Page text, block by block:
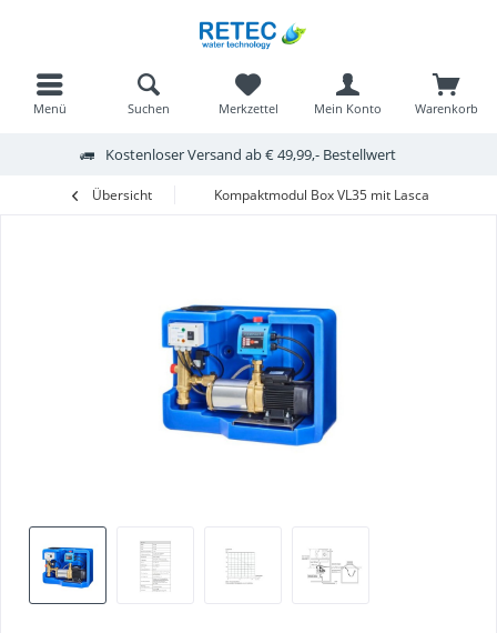
Kostenloser Versand ab € 49,99,- Bestellwert
Menü Warenkorb
Merkzettel Mein Konto
Suchen
Übersicht Kompaktmodul Box VL35 mit Lascar 30MB